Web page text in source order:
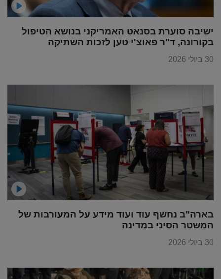
ישיבה סוערת בסנאט האמריקני בנושא הטיפול
בקורונה, ד"ר פאוצ'י טען לזכות השתיקה
30 ביולי 2026
בארה"ב נחשף עוד ועוד מידע על המעורבות של
המשטר הסיני במדינה
30 ביולי 2026